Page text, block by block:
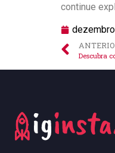
continue
Descubra